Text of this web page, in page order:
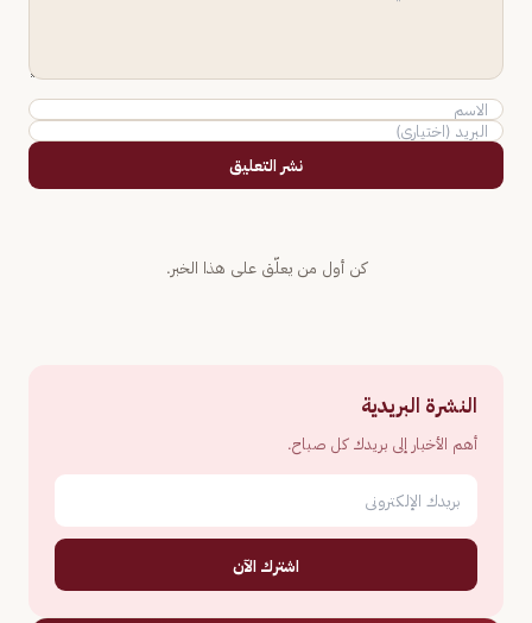
نشر التعليق
كن أول من يعلّق على هذا الخبر.
النشرة البريدية
أهم الأخبار إلى بريدك كل صباح.
اشترك الآن